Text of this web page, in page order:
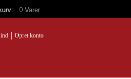
0 Varer
Opret konto